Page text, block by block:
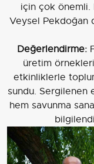
için çok önemli.
Veysel Pekdoğan
Değerlendirme:
üretim
etkinliklerle
sundu. Sergilenen
hem savunma